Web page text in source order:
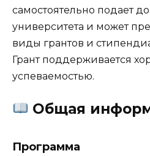
самостоятельно подает
университета и может
виды грантов и
Грант поддерживается
успеваемостью.
Общая
Программа